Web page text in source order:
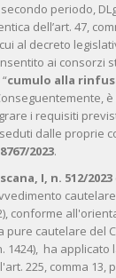
secondo periodo,
dell’art. 47,
al decreto
ai consorzi
cumulo alla
i requisiti
dalle proprie
2023.
I, n. 512/2023
cautelare
conforme
cautelare del
1424), ha
225, comma 13,